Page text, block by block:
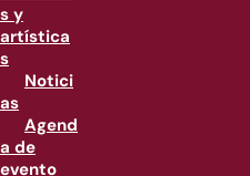
s y
artística
s
Notici
as
Agend
a de
evento